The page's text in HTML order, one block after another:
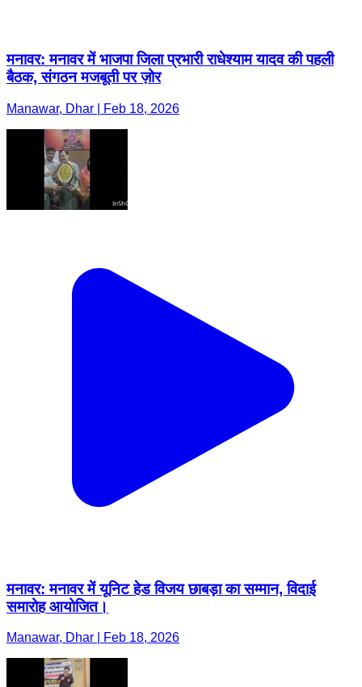
मनावर: मनावर में भाजपा जिला प्रभारी राधेश्याम यादव की पहली
बैठक, संगठन मजबूती पर ज़ोर
Manawar, Dhar | Feb 18, 2026
मनावर: मनावर में यूनिट हेड विजय छाबड़ा का सम्मान, विदाई
समारोह आयोजित।
Manawar, Dhar | Feb 18, 2026